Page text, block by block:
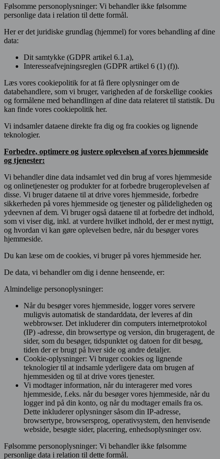
Følsomme personoplysninger: Vi behandler ikke følsomme
personlige data i relation til dette formål.
Her er det juridiske grundlag (hjemmel) for vores behandling af dine
data:
Dit samtykke (GDPR artikel 6.1.a),
Interesseafvejningsreglen (GDPR artikel 6 (1) (f)).
Læs vores cookiepolitik for at få flere oplysninger om de
databehandlere, som vi bruger, varigheden af de forskellige cookies
og formålene med behandlingen af dine data relateret til statistik. Du
kan finde vores cookiepolitik her.
Vi indsamler dataene direkte fra dig og fra cookies og lignende
teknologier.
Forbedre, optimere og justere oplevelsen af vores hjemmeside
og tjenester:
Vi behandler dine data indsamlet ved din brug af vores hjemmeside
og onlinetjenester og produkter for at forbedre brugeroplevelsen af
disse. Vi bruger dataene til at drive vores hjemmeside, forbedre
sikkerheden på vores hjemmeside og tjenester og pålideligheden og
ydeevnen af dem. Vi bruger også dataene til at forbedre det indhold,
som vi viser dig, inkl. at vurdere hvilket indhold, der er mest nyttigt,
og hvordan vi kan gøre oplevelsen bedre, når du besøger vores
hjemmeside.
Du kan læse om de cookies, vi bruger på vores hjemmeside her.
De data, vi behandler om dig i denne henseende, er:
Almindelige personoplysninger:
Når du besøger vores hjemmeside, logger vores servere
muligvis automatisk de standarddata, der leveres af din
webbrowser. Det inkluderer din computers internetprotokol
(IP) -adresse, din browsertype og version, din brugeragent, de
sider, som du besøger, tidspunktet og datoen for dit besøg,
tiden der er brugt på hver side og andre detaljer.
Cookie-oplysninger: Vi bruger cookies og lignende
teknologier til at indsamle yderligere data om brugen af
hjemmesiden og til at drive vores tjenester.
Vi modtager information, når du interagerer med vores
hjemmeside, f.eks. når du besøger vores hjemmeside, når du
logger ind på din konto, og når du modtager emails fra os.
Dette inkluderer oplysninger såsom din IP-adresse,
browsertype, browsersprog, operativsystem, den henvisende
webside, besøgte sider, placering, enhedsoplysninger osv.
Følsomme personoplysninger: Vi behandler ikke følsomme
personlige data i relation til dette formål.